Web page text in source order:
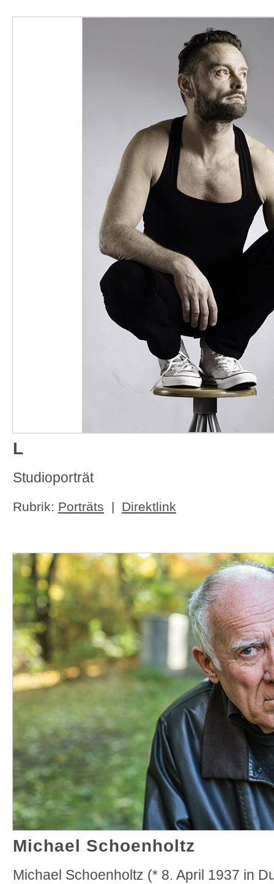
L
Studioporträt
Rubrik: Porträts | Direktlink
Michael Schoenholtz
Michael Schoenholtz (* 8. April 1937 in